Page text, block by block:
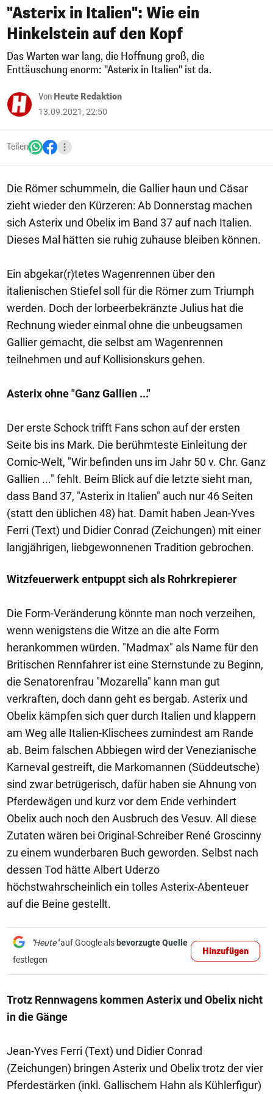
"Asterix in Italien": Wie ein
Hinkelstein auf den Kopf
Das Warten war lang, die Hoffnung groß, die
Enttäuschung enorm: "Asterix in Italien" ist da.
Von Heute Redaktion
13.09.2021, 22:50
Teilen
Die Römer schummeln, die Gallier haun und Cäsar
zieht wieder den Kürzeren: Ab Donnerstag machen
sich Asterix und Obelix im Band 37 auf nach Italien.
Dieses Mal hätten sie ruhig zuhause bleiben können.
Ein abgekar(r)tetes Wagenrennen über den
italienischen Stiefel soll für die Römer zum Triumph
werden. Doch der lorbeerbekränzte Julius hat die
Rechnung wieder einmal ohne die unbeugsamen
Gallier gemacht, die selbst am Wagenrennen
teilnehmen und auf Kollisionskurs gehen.
Asterix ohne "Ganz Gallien ..."
Der erste Schock trifft Fans schon auf der ersten
Seite bis ins Mark. Die berühmteste Einleitung der
Comic-Welt, "Wir befinden uns im Jahr 50 v. Chr. Ganz
Gallien ..." fehlt. Beim Blick auf die letzte sieht man,
dass Band 37, "Asterix in Italien" auch nur 46 Seiten
(statt den üblichen 48) hat. Damit haben Jean-Yves
Ferri (Text) und Didier Conrad (Zeichungen) mit einer
langjährigen, liebgewonnenen Tradition gebrochen.
Witzfeuerwerk entpuppt sich als Rohrkrepierer
Die Form-Veränderung könnte man noch verzeihen,
wenn wenigstens die Witze an die alte Form
herankommen würden. "Madmax" als Name für den
Britischen Rennfahrer ist eine Sternstunde zu Beginn,
die Senatorenfrau "Mozarella" kann man gut
verkraften, doch dann geht es bergab. Asterix und
Obelix kämpfen sich quer durch Italien und klappern
am Weg alle Italien-Klischees zumindest am Rande
ab. Beim falschen Abbiegen wird der Venezianische
Karneval gestreift, die Markomannen (Süddeutsche)
sind zwar betrügerisch, dafür haben sie Ahnung von
Pferdewägen und kurz vor dem Ende verhindert
Obelix auch noch den Ausbruch des Vesuv. All diese
Zutaten wären bei Original-Schreiber René Groscinny
zu einem wunderbaren Buch geworden. Selbst nach
dessen Tod hätte Albert Uderzo
höchstwahrscheinlich ein tolles Asterix-Abenteuer
auf die Beine gestellt.
"Heute"auf Google als bevorzugte Quelle
festlegen
Hinzufügen
Trotz Rennwagens kommen Asterix und Obelix nicht
in die Gänge
Jean-Yves Ferri (Text) und Didier Conrad
(Zeichungen) bringen Asterix und Obelix trotz der vier
Pferdestärken (inkl. Gallischem Hahn als Kühlerfigur)